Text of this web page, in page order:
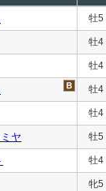
牡5
牡4
牡4
牡4
牡4
ヤ 牡5
牡4
牝5